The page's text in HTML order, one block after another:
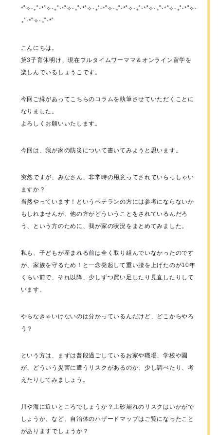
*˚✧︎‧₊˚‧*˚✧︎‧₊˚‧*˚✧︎‧₊˚‧*˚✧︎‧₊˚‧*˚✧︎‧₊˚‧*˚✧︎‧₊˚‧*˚✧︎‧₊˚‧*˚✧︎‧₊˚‧*˚✧︎‧
₊˚‧*˚✧︎‧₊˚‧*˚
こんにちは。
第3子育休明け、現在フルタイムワーママ＆オンライン留学を
楽しんでいるしょうこです。
今回ご縁があってこちらのコラムを執筆させていただくことに
なりました。
よろしくお願いいたします。
今回は、我が家の防災について書いてみようと思います。
突然ですが、みなさん、非常時の用意ってされていらっしゃい
ますか？
当然やっています！というベテランの方には参考にならないか
もしれませんが、他の方がどういうことをされているんだろ
う、という方のために、我が家の状況をまとめてみました。
私も、子どもが産まれる前は全く取り組んでいなかったのです
が、家族を守るため！と一念発起して重い腰を上げたのが10年
くらい前で、それ以降、少しずつ買い足したり見直したりして
います。
やらなきゃいけないのは分かっているんだけど、どこからやろ
う？
という方は、まずは普段過ごしているお家や職場、学校や園
が、どういう災害に遭うリスクがあるのか、少し調べたり、考
えたりしてみましょう。
川や海に近いところでしょうか？土砂崩れのリスクはいかがで
しょうか、など、自治体のハザードマップはご覧になったこと
がありますでしょうか？